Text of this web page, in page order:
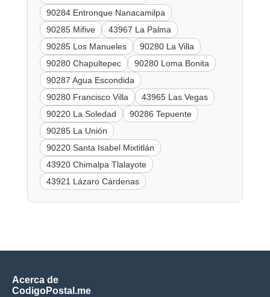
90284 Entronque Nanacamilpa
90285 Mifive
43967 La Palma
90285 Los Manueles
90280 La Villa
90280 Chapultepec
90280 Loma Bonita
90287 Agua Escondida
90280 Francisco Villa
43965 Las Vegas
90220 La Soledad
90286 Tepuente
90285 La Unión
90220 Santa Isabel Mixtitlán
43920 Chimalpa Tlalayote
43921 Lázaro Cárdenas
Acerca de
CodigoPostal.me